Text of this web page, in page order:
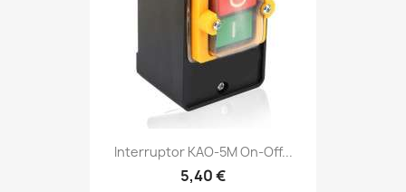
Interruptor KAO-5M On-Off...
5,40 €